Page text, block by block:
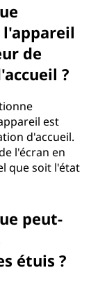
de
?
est
d'accueil.
l'écran en
que soit l'état
peut-
étuis ?